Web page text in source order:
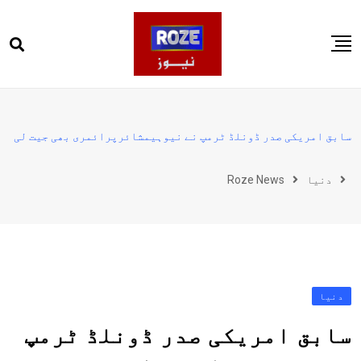
to
پاکستان
کھیل
سابق امریکی صدر ڈونلڈ ٹرمپ نے نیوہیمشائرپرائمری بھی جیت لی
دنیا Roze News
دنیا
سابق امریکی صدر ڈونلڈ ٹرمپ